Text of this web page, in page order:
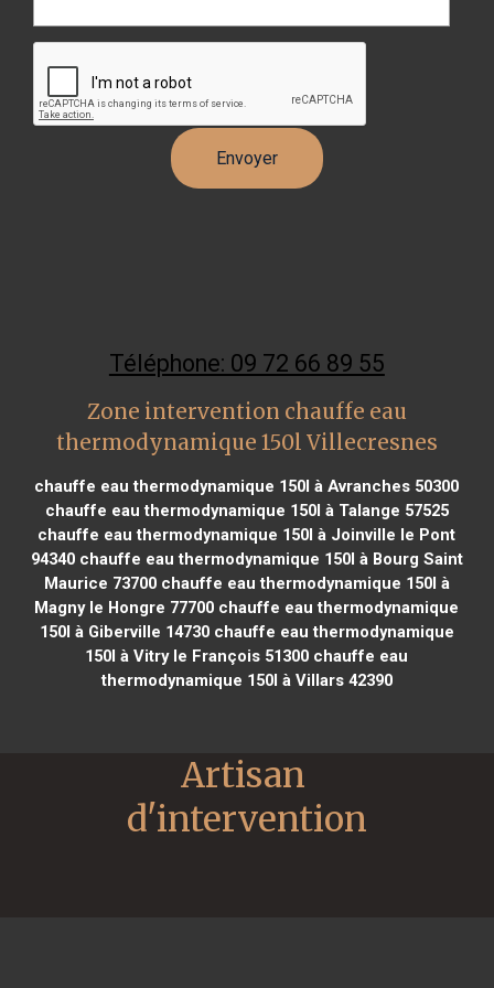
Téléphone: 09 72 66 89 55
Zone intervention chauffe eau
thermodynamique 150l Villecresnes
chauffe eau thermodynamique 150l à Avranches 50300
chauffe eau thermodynamique 150l à Talange 57525
chauffe eau thermodynamique 150l à Joinville le Pont
94340chauffe eau thermodynamique 150l à Bourg Saint
Maurice 73700chauffe eau thermodynamique 150l à
Magny le Hongre 77700 chauffe eau thermodynamique
150l à Giberville 14730chauffe eau thermodynamique
150l à Vitry le François 51300 chauffe eau
thermodynamique 150l à Villars 42390
Artisan
d'intervention